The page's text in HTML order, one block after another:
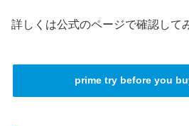
詳しくは公式のページで確認して
prime try before you